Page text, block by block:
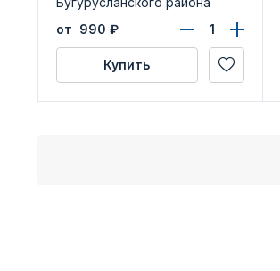
Оренбургской области»
от 990 ₽
Купить